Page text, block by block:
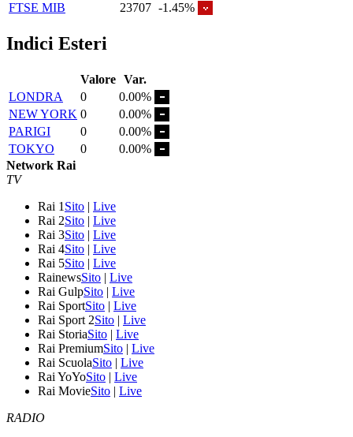
FTSE MIB
23707 -1.45%
Indici Esteri
Valore Var.
LONDRA
0
0.00%
NEW YORK 0
0.00%
PARIGI
0
0.00%
TOKYO
0
0.00%
Network Rai
TV
Rai 1 Sito | Live
Rai 2Sito | Live
Rai 3Sito | Live
Rai 4Sito | Live
Rai 5Sito | Live
RainewsSito | Live
Rai GulpSito | Live
Rai SportSito | Live
Rai Sport 2Sito | Live
Rai StoriaSito | Live
Rai PremiumSito | Live
Rai ScuolaSito | Live
Rai YoYoSito | Live
Rai MovieSito | Live
RADIO